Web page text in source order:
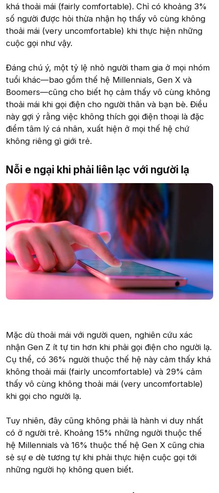
khá thoải mái (fairly comfortable). Chỉ có khoảng 3%
số người được hỏi thừa nhận họ thấy vô cùng không
thoải mái (very uncomfortable) khi thực hiện những
cuộc gọi như vậy.
Đáng chú ý, một tỷ lệ nhỏ người tham gia ở mọi nhóm
tuổi khác—bao gồm thế hệ Millennials, Gen X và
Boomers—cũng cho biết họ cảm thấy vô cùng không
thoải mái khi gọi điện cho người thân và bạn bè. Điều
này gợi ý rằng việc không thích gọi điện thoại là đặc
điểm tâm lý cá nhân, xuất hiện ở mọi thế hệ chứ
không riêng gì giới trẻ.
Nỗi e ngại khi phải liên lạc với người lạ​
Mặc dù thoải mái với người quen, nghiên cứu xác
nhận Gen Z ít tự tin hơn khi phải gọi điện cho người lạ.
Cụ thể, có 36% người thuộc thế hệ này cảm thấy khá
không thoải mái (fairly uncomfortable) và 29% cảm
thấy vô cùng không thoải mái (very uncomfortable)
khi gọi cho người lạ.
Tuy nhiên, đây cũng không phải là hành vi duy nhất
có ở người trẻ. Khoảng 15% những người thuộc thế
hệ Millennials và 16% thuộc thế hệ Gen X cũng chia
sẻ sự e dè tương tự khi phải thực hiện cuộc gọi tới
những người họ không quen biết.